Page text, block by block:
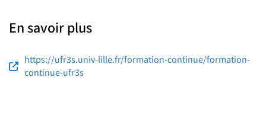
En savoir plus
https://ufr3s.univ-lille.fr/formation-continue/formation-
continue-ufr3s